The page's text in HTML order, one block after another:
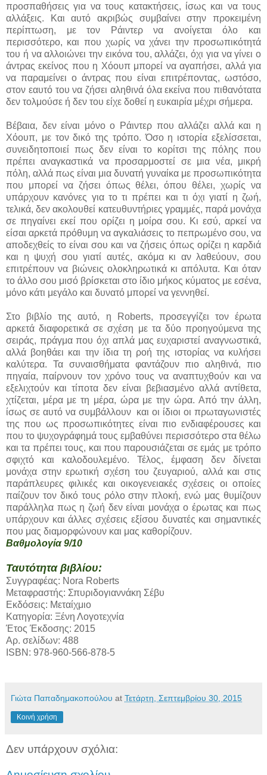
προσπαθήσεις για να τους κατακτήσεις, ίσως και να τους
αλλάξεις. Και αυτό ακριβώς συμβαίνει στην προκειμένη
περίπτωση, με τον Ράιντερ να ανοίγεται όλο και
περισσότερο, και που χωρίς να χάνει την προσωπικότητά
του ή να αλλοιώνει την εικόνα του, αλλάζει, όχι για να γίνει ο
άντρας εκείνος που η Χόουπ μπορεί να αγαπήσει, αλλά για
να παραμείνει ο άντρας που είναι επιτρέποντας, ωστόσο,
στον εαυτό του να ζήσει αληθινά όλα εκείνα που πιθανότατα
δεν τολμούσε ή δεν του είχε δοθεί η ευκαιρία μέχρι σήμερα.
Βέβαια, δεν είναι μόνο ο Ράιντερ που αλλάζει αλλά και η
Χόουπ, με τον δικό της τρόπο. Όσο η ιστορία εξελίσσεται,
συνειδητοποιεί πως δεν είναι το κορίτσι της πόλης που
πρέπει αναγκαστικά να προσαρμοστεί σε μια νέα, μικρή
πόλη, αλλά πως είναι μια δυνατή γυναίκα με προσωπικότητα
που μπορεί να ζήσει όπως θέλει, όπου θέλει, χωρίς να
υπάρχουν κανόνες για το τι πρέπει και τι όχι γιατί η ζωή,
τελικά, δεν ακολουθεί κατευθυντήριες γραμμές, παρά μονάχα
σε πηγαίνει εκεί που ορίζει η μοίρα σου. Κι εσύ, αρκεί να
είσαι αρκετά πρόθυμη να αγκαλιάσεις το πεπρωμένο σου, να
αποδεχθείς το είναι σου και να ζήσεις όπως ορίζει η καρδιά
και η ψυχή σου γιατί αυτές, ακόμα κι αν λαθεύουν, σου
επιτρέπουν να βιώνεις ολοκληρωτικά κι απόλυτα. Και όταν
το άλλο σου μισό βρίσκεται στο ίδιο μήκος κύματος με εσένα,
μόνο κάτι μεγάλο και δυνατό μπορεί να γεννηθεί.
Στο βιβλίο της αυτό, η Roberts, προσεγγίζει τον έρωτα
αρκετά διαφορετικά σε σχέση με τα δύο προηγούμενα της
σειράς, πράγμα που όχι απλά μας ευχαριστεί αναγνωστικά,
αλλά βοηθάει και την ίδια τη ροή της ιστορίας να κυλήσει
καλύτερα. Τα συναισθήματα φαντάζουν πιο αληθινά, πιο
πηγαία, παίρνουν τον χρόνο τους να αναπτυχθούν και να
εξελιχτούν και τίποτα δεν είναι βεβιασμένο αλλά αντίθετα,
χτίζεται, μέρα με τη μέρα, ώρα με την ώρα. Από την άλλη,
ίσως σε αυτό να συμβάλλουν και οι ίδιοι οι πρωταγωνιστές
της που ως προσωπικότητες είναι πιο ενδιαφέρουσες και
που το ψυχογράφημά τους εμβαθύνει περισσότερο στα θέλω
και τα πρέπει τους, και που παρουσιάζεται σε εμάς με τρόπο
σφιχτό και καλοδουλεμένο. Τέλος, έμφαση δεν δίνεται
μονάχα στην ερωτική σχέση του ζευγαριού, αλλά και στις
παράπλευρες φιλικές και οικογενειακές σχέσεις οι οποίες
παίζουν τον δικό τους ρόλο στην πλοκή, ενώ μας θυμίζουν
παράλληλα πως η ζωή δεν είναι μονάχα ο έρωτας και πως
υπάρχουν και άλλες σχέσεις εξίσου δυνατές και σημαντικές
που μας διαμορφώνουν και μας καθορίζουν.
Βαθμολογία 9/10
Ταυτότητα βιβλίου:
Συγγραφέας: Nora Roberts
Μεταφραστής: Σπυριδογιαννάκη Σέβυ
Εκδόσεις: Μεταίχμιο
Κατηγορία: Ξένη Λογοτεχνία
Έτος Έκδοσης: 2015
Αρ. σελίδων: 488
ISBN: 978-960-566-878-5
Γιώτα Παπαδημακοπούλου at Τετάρτη, Σεπτεμβρίου 30, 2015
Κοινή χρήση
Δεν υπάρχουν σχόλια: